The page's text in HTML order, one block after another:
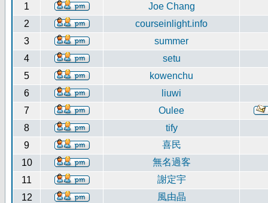
1
Joe Chang
2
courseinlight.info
3
summer
4
setu
5
kowenchu
6
liuwi
7
Oulee
8
tify
9
喜民
10
無名過客
11
謝定宇
12
風由晶